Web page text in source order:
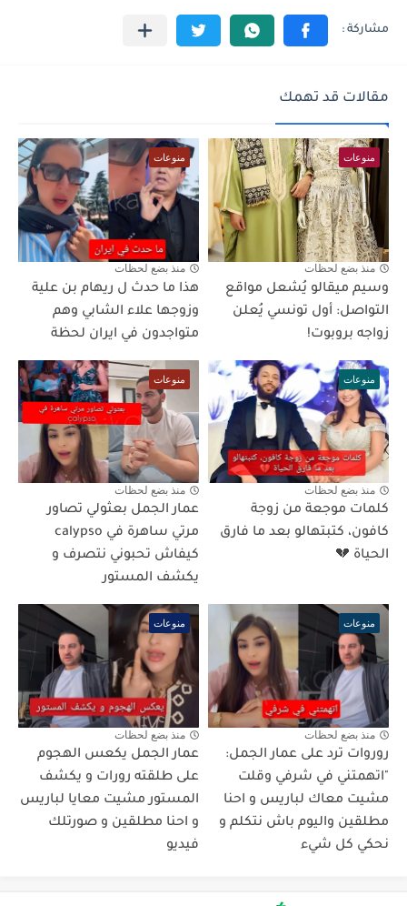
مقالات قد تهمك
منوعات
منذ بضع لحظات
وسيم ميقالو يُشعل مواقع
التواصل: أول تونسي يُعلن
زواجه بروبوت!
منوعات
منذ بضع لحظات
هذا ما حدث ل ريهام بن علية
وزوجها علاء الشابي وهم
متواجدون في ايران لحظة
منوعات
منذ بضع لحظات
كلمات موجعة من زوجة
كافون، كتبتهالو بعد ما فارق
الحياة 💔
منوعات
منذ بضع لحظات
عمار الجمل بعثولي تصاور
مرتي ساهرة في calypso
كيفاش تحبوني نتصرف و
يكشف المستور
منوعات
منذ بضع لحظات
روروات ترد على عمار الجمل:
"اتهمتني في شرفي وقلت
مشيت معاك لباريس و احنا
مطلقين واليوم باش نتكلم و
نحكي كل شيء
منوعات
منذ بضع لحظات
عمار الجمل يكعس الهجوم
على طلقته رورات و يكشف
المستور مشيت معايا لباريس
و احنا مطلقين و صورتلك
فيديو